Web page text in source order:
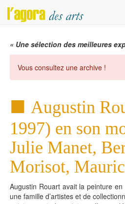
« Une sélection des meilleures
Vous consultez une archive !
Augustin
1997) en son
Julie Manet,
Morisot,
Augustin Rouart avait la peinture
une famille d’artistes et de